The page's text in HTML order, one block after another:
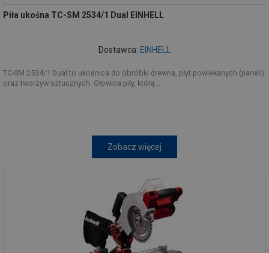
Piła ukośna TC-SM 2534/1 Dual EINHELL
Dostawca: EINHELL
TC-SM 2534/1 Dual to ukośnica do obróbki drewna, płyt powlekanych (paneli)
oraz tworzyw sztucznych. Głowica piły, którą...
Zobacz więcej